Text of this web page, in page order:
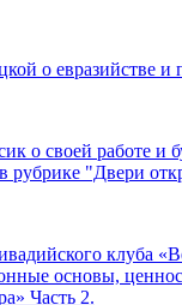
о евразийстве и
о своей работе и
в рубрике "Двери
клуба
основы,
Часть 2.